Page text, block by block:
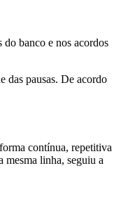
banco e nos acordos
das pausas. De acordo
contínua, repetitiva
mesma linha, seguiu a